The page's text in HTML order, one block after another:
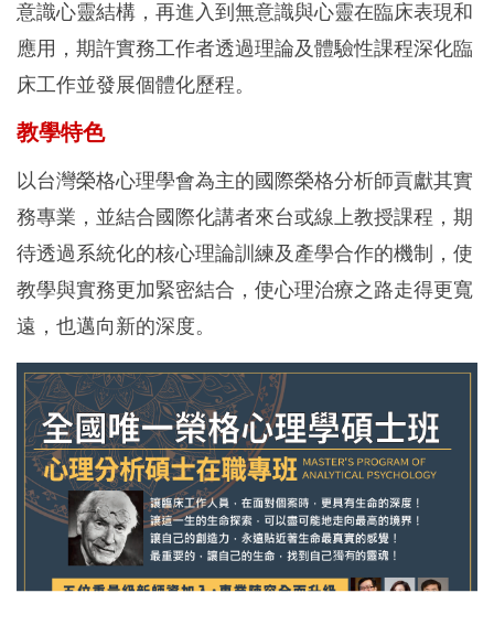
意識心靈結構，再進入到無意識與心靈在臨床表現和
應用，期許實務工作者透過理論及體驗性課程深化臨
床工作並發展個體化歷程。
教學特色
以台灣榮格心理學會為主的國際榮格分析師貢獻其實
務專業，並結合國際化講者來台或線上教授課程，期
待透過系統化的核心理論訓練及產學合作的機制，使
教學與實務更加緊密結合，使心理治療之路走得更寬
遠，也邁向新的深度。